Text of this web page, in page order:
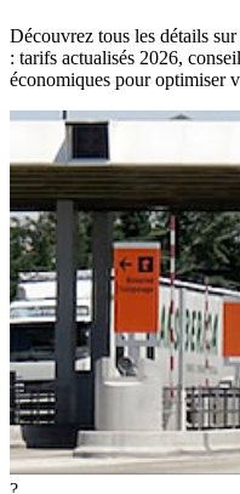
Découvrez tous les détails
: tarifs actualisés 2026,
économiques pour optimiser
?